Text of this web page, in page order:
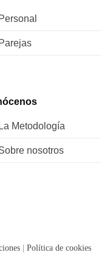
Personal
Parejas
La Metodología
nosotros
| Política de cookies